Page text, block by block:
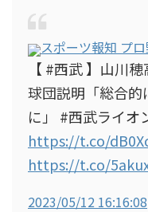
スポーツ報知 プ
【 #西武 】山川
球団説明「総合的
に」 #西武ライオ
https://t.co/
https://t.co/
2023/05/12 16:16:08